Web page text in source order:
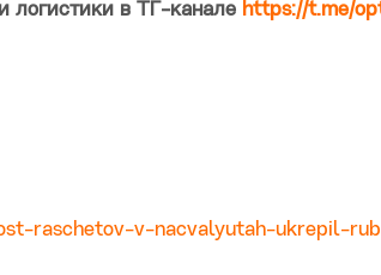
логистики в ТГ-канале https://t.me/
raschetov-v-nacvalyutah-ukrepil-